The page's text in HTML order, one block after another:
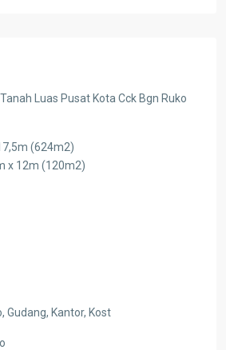
Luas Pusat Kota Cck Bgn Ruko
(624m2)
x 12m (120m2)
Gudang, Kantor, Kost